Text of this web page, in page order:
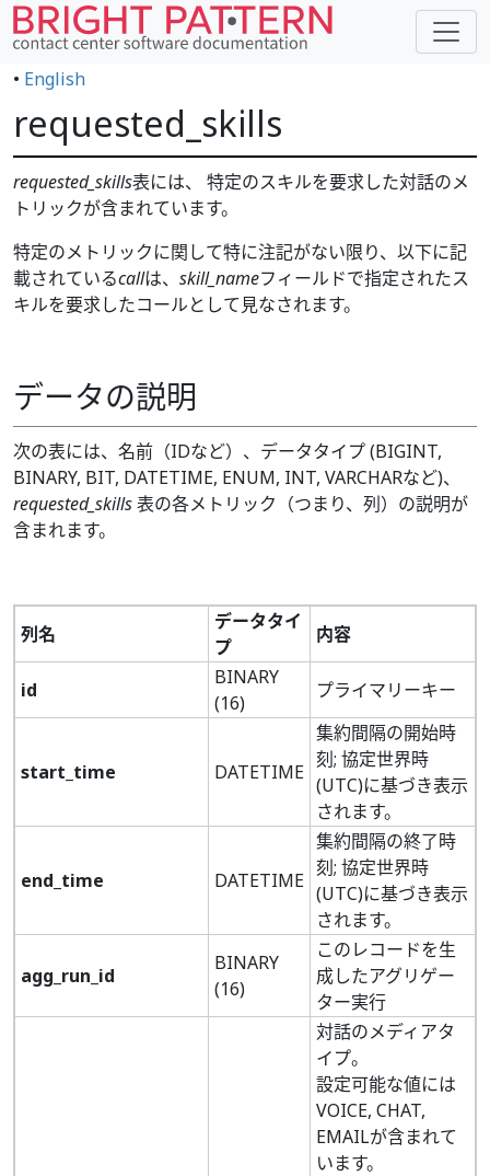
• English
requested_skills
requested_skills表には、 特定のスキルを要求した対話のメ
トリックが含まれています。
特定のメトリックに関して特に注記がない限り、以下に記
載されているcallは、 skill_nameフィールドで指定されたス
キルを要求したコールとして見なされます。
データの説明
次の表には、名前（IDなど）、データタイプ (BIGINT,
BINARY, BIT, DATETIME, ENUM, INT, VARCHARなど)、
requested_skills表の各メトリック（つまり、列）の説明が
含まれます。
列名
データタイ
プ
内容
id
BINARY
(16)
プライマリーキー
start_time DATETIME
集約間隔の開始時
刻; 協定世界時
(UTC)に基づき表示
されます。
end_time DATETIME
集約間隔の終了時
刻; 協定世界時
(UTC)に基づき表示
されます。
agg_run_id
BINARY
(16)
このレコードを生
成したアグリゲー
ター実行
対話のメディアタ
イプ。
設定可能な値には
VOICE, CHAT,
EMAILが含まれて
います。